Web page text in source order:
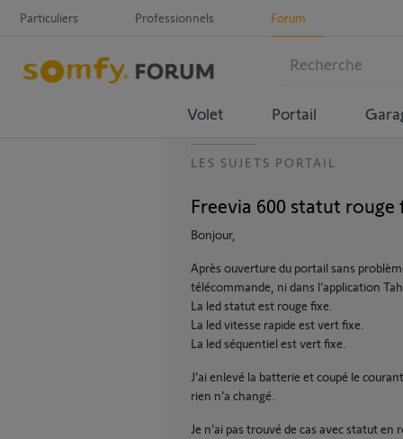
Particuliers Professionnels Forum
Volet Portail
LES SUJETS PORTAIL
Freevia 600 statut rouge
Bonjour,
Après ouverture du portail sans
télécommande, ni dans l’application
La led statut est rouge fixe.
La led vitesse rapide est vert fixe.
La led séquentiel est vert fixe.
J’ai enlevé la batterie et coupé le
rien n’a changé.
Je n’ai pas trouvé de cas avec statut en